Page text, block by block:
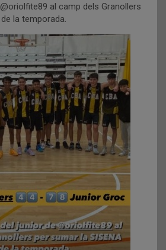
al camp dels Granollers
la temporada.